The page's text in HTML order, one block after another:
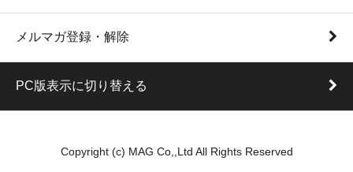
メルマガ登録・解除
PC版表示に切り替える
Copyright (c) MAG Co,,Ltd All Rights Reserved